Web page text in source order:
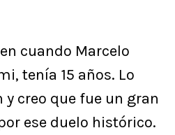
cuando Marcelo
tenía 15 años. Lo
creo que fue un gran
ese duelo histórico.